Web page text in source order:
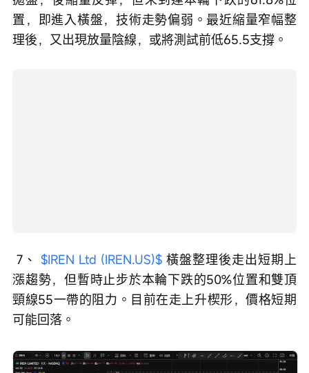
置，即進入橫盤，技術走勢偏弱。最近縮量窄幅整
理後，又出現放量陰線，或將測試前低65.5支撐。
7、 $IREN Ltd (IREN.US)$ 橫盤整理後走出短期上
漲趨勢，但暫時止步於本輪下跌的50%位置和雙頂
頸線55一帶的阻力。目前在走上升楔形，價格短期
可能回落。